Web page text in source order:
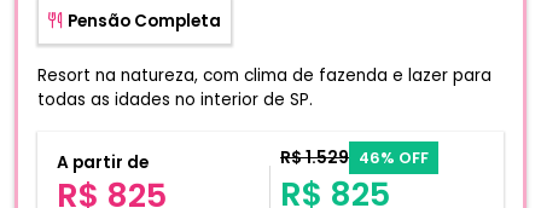
Pensão Completa
Resort na natureza, com clima de fazenda e lazer para
todas as idades no interior de SP.
A partir de
R$ 825
R$ 1.529 46% OFF
R$ 825